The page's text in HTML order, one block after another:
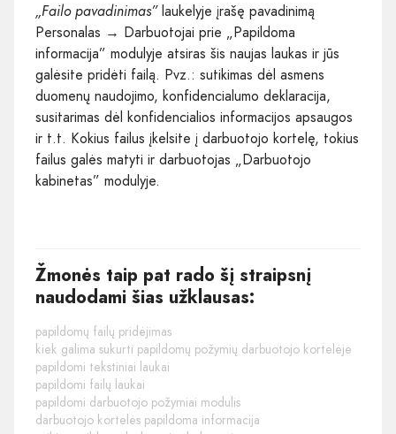
„Failo pavadinimas”laukelyje įrašę pavadinimą
Personalas → Darbuotojai prie „Papildoma
informacija” modulyje atsiras šis naujas laukas ir jūs
galėsite pridėti failą. Pvz.: sutikimas dėl asmens
duomenų naudojimo, konfidencialumo deklaracija,
susitarimas dėl konfidencialios informacijos apsaugos
ir t.t. Kokius failus įkelsite į darbuotojo kortelę, tokius
failus galės matyti ir darbuotojas „Darbuotojo
kabinetas” modulyje.
Žmonės taip pat rado šį straipsnį
naudodami šias užklausas:
papildomų failų pridėjimas
kiek galima sukurti papildomų požymių darbuotojo kortelėje
papildomi tekstiniai laukai
papildomi failų laukai
papildomi darbuotojo požymiai modulis
darbuotojo kortelės papildoma informacija